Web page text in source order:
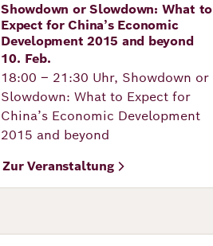
Veranstaltung
Showdown or Slowdown: What to
Expect for Chinaʼs Economic
Development 2015 and beyond
10. Feb.
18:00 – 21:30 Uhr, Showdown or
Slowdown: What to Expect for
Chinaʼs Economic Development
2015 and beyond
Zur Veranstaltung